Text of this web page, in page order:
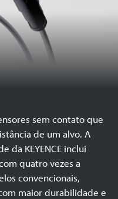
sem contato que
de um alvo. A
da KEYENCE inclui
quatro vezes a
convencionais,
maior durabilidade e